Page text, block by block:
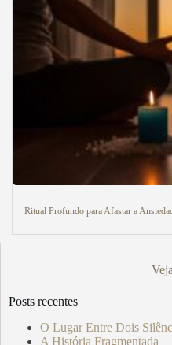
Ritual Profundo para Afastar a
Posts recentes
O Lugar Entre Dois
A História Fragmentada –